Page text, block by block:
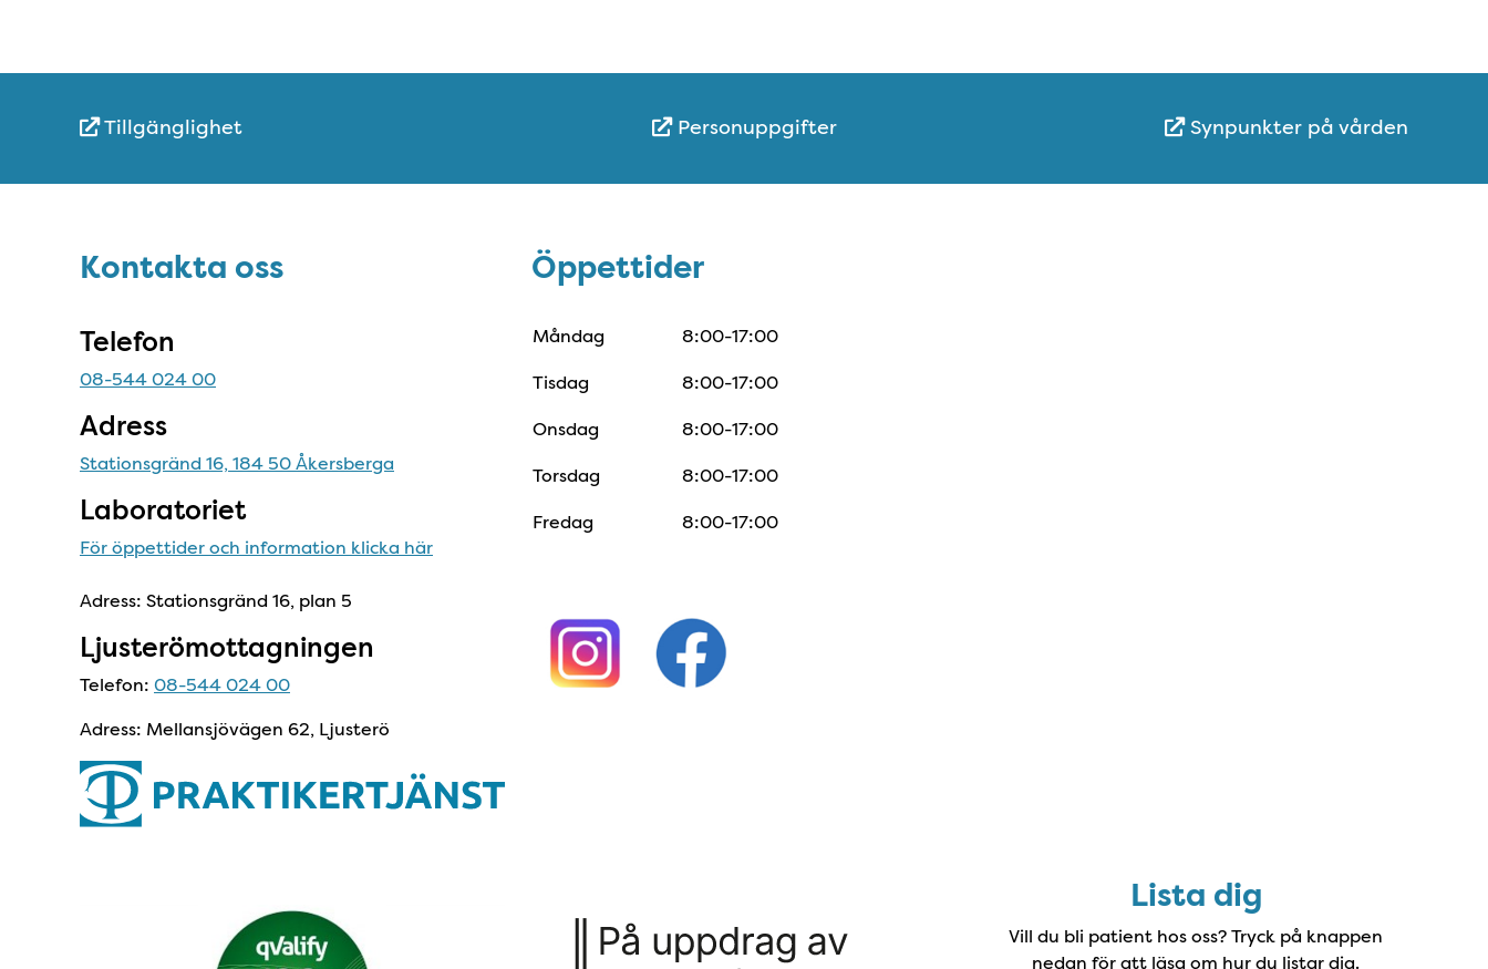
Snabblänkar
Tillgänglighet Personuppgifter Synpunkter på vården
Kontakta oss
Kontakta oss
Telefon
08-544 024 00
Adress
Stationsgränd 16, 184 50 Åkersberga
Laboratoriet
För öppettider och information klicka här
Adress: Stationsgränd 16, plan 5
Ljusterömottagningen
Telefon: 08-544 024 00
Adress: Mellansjövägen 62, Ljusterö
Öppettider
Öppettider
Måndag
8:00-17:00
Tisdag
8:00-17:00
Onsdag
8:00-17:00
Torsdag
8:00-17:00
Fredag
8:00-17:00
Vi är miljöcertifierade enligt ISO 14001:2015 Lista digLista dig
Vill du bli patient hos oss? Tryck på knappen
nedan för att läsa om hur du listar dig.